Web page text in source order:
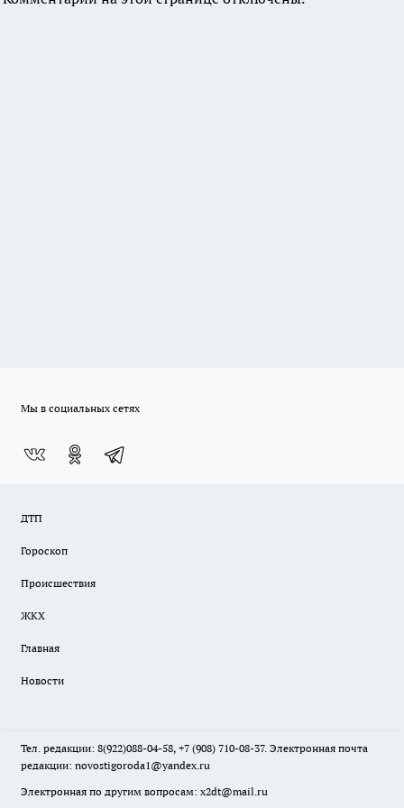
Мы в социальных сетях
ДТП
Гороскоп
Происшествия
ЖКХ
Главная
Новости
Тел. редакции: 8(922)088-04-58, +7 (908) 710-08-37. Электронная почта
редакции: novostigoroda1@yandex.ru
Электронная по другим вопросам: x2dt@mail.ru